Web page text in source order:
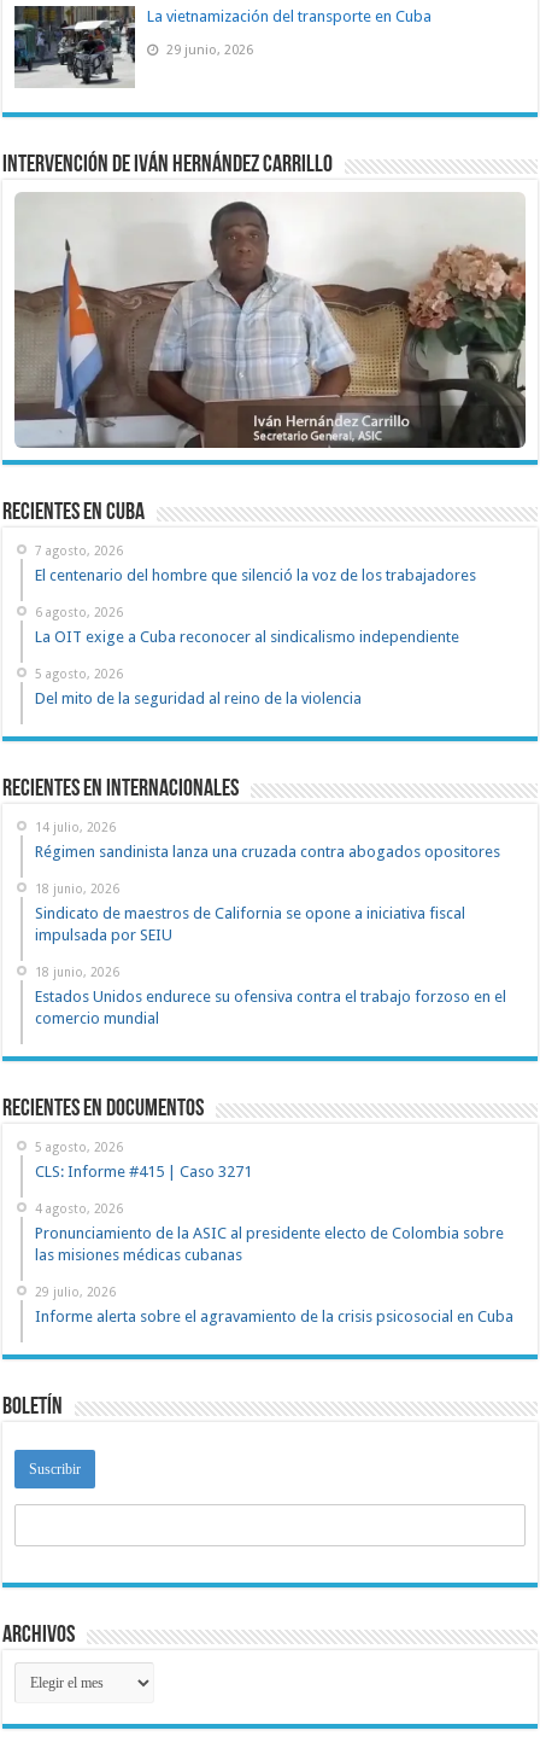
La vietnamización del transporte en Cuba
29 junio, 2026
Intervención de Iván Hernández Carrillo
recientes en cuba
7 agosto, 2026
El centenario del hombre que silenció la voz de los trabajadores
6 agosto, 2026
La OIT exige a Cuba reconocer al sindicalismo independiente
5 agosto, 2026
Del mito de la seguridad al reino de la violencia
Recientes en Internacionales
14 julio, 2026
Régimen sandinista lanza una cruzada contra abogados opositores
18 junio, 2026
Sindicato de maestros de California se opone a iniciativa fiscal
impulsada por SEIU
18 junio, 2026
Estados Unidos endurece su ofensiva contra el trabajo forzoso en el
comercio mundial
recientes en documentos
5 agosto, 2026
CLS: Informe #415 | Caso 3271
4 agosto, 2026
Pronunciamiento de la ASIC al presidente electo de Colombia sobre
las misiones médicas cubanas
29 julio, 2026
Informe alerta sobre el agravamiento de la crisis psicosocial en Cuba
Boletín
Archivos
Archivos